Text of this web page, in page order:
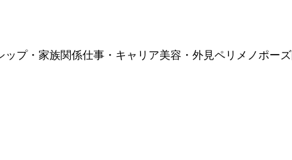
ップ・家族関係仕事・キャリア美容・外見ペリメノポーズ